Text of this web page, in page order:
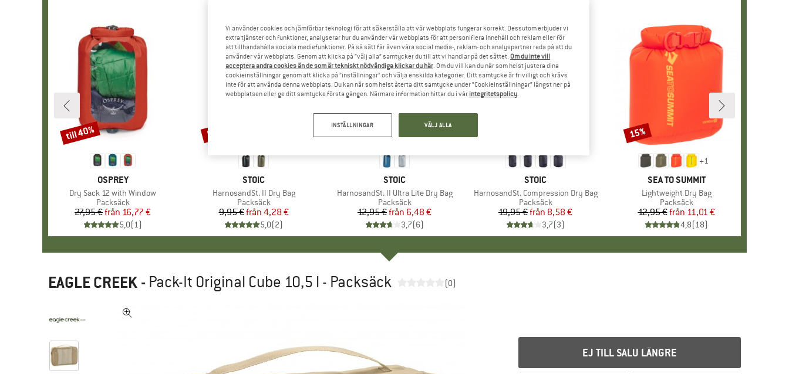
VARUMÄRKE
OSPREY
Produkter
Dry Sack 12 with Window
Produktgrupp
Packsäck
Pris
27,95 € Reducerat pris
från 16,77 €
5,0(1)
Rabatt
till 40%
VARUMÄRKE
STOIC
Produkter
HarnosandSt. II Dry Bag
Produktgrupp
Packsäck
Pris
9,95 € Reducerat pris
från 4,28 €
5,0(2)
Rabatt
57%
VARUMÄRKE
STOIC
Produkter
HarnosandSt. II Ultra Lite Dry Bag
Produktgrupp
Packsäck
Pris
12,95 € Reducerat pris
från 6,48 €
3,7(6)
till 50%
VARUMÄRKE
STOIC
Produkter
HarnosandSt. Compression Dry Bag
Produktgrupp
Packsäck
Pris
19,95 € Reducerat pris
från 8,58 €
3,7(3)
+1
VARUMÄRKE
SEA TO SUMMIT
Produkter
Lightweight Dry Bag
Produktgrupp
Packsäck
Pris
12,95 € Reducerat pris
från 11,01 €
4,8(18)
Rabatt
15%
EAGLE CREEK - Pack-It Original Cube 10,5 l - Packsäck (0)
EJ TILL SALU LÄNGRE
Vi använder cookies och jämförbar teknologi för att säkerställa att vår webbplats fungerar korrekt. Dessutom erbjuder vi
extra tjänster och funktioner, analyserar hur du använder vår webbplats för att personifiera innehåll och reklam eller för
att tillhandahålla sociala mediefunktioner. På så sätt får även våra social media-, reklam- och analyspartner reda på att du
använder vår webbplats. Genom att klicka på ”välj alla” samtycker du till att vi handlar på det sättet. Om du inte vill
acceptera andra cookies än de som är tekniskt nödvändiga klickar du här. Om du vill kan du när som helst justera dina
cookieinställningar genom att klicka på ”inställningar” och välja enskilda kategorier. Ditt samtycke är frivilligt och krävs
inte för att använda denna webbplats. Du kan när som helst återta ditt samtycke under ”Cookieinställningar” längst ner på
webbplatsen eller ge ditt samtycke första gången. Närmare information hittar du i vår integritetspolicy.
INSTÄLLNINGAR VÄLJ ALLA